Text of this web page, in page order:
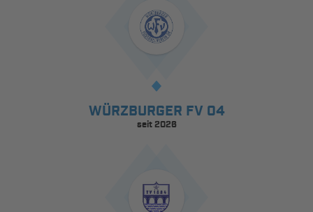
WÜRZBURGER FV 04
seit 2026